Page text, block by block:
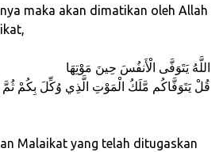
maka akan dimatikan oleh Allah
اللَّهُ يَتَوَفَّى الْأَنفُسَ حِينَ مَوْتِهَا
۞ قُلْ يَتَوَفَّاكُم مَّلَكُ الْمَوْتِ الَّذِي وُكِّلَ بِكُمْ
Malaikat yang telah ditugaskan